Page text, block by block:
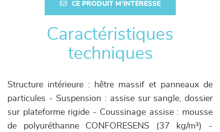
CE PRODUIT M'INTÉRESSE
Caractéristiques
techniques
Structure intérieure : hêtre massif et panneaux de
particules - Suspension : assise sur sangle, dossier
sur plateforme rigide - Coussinage assise : mousse
de polyuréthanne CONFORESENS (37 kg/m³) -